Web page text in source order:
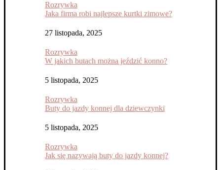
Rozrywka
Jaka firma robi najlepsze kurtki zimowe?
27 listopada, 2025
Rozrywka
W jakich butach można jeździć konno?
5 listopada, 2025
Rozrywka
Buty do jazdy konnej dla dziewczynki
5 listopada, 2025
Rozrywka
Jak się nazywają buty do jazdy konnej?